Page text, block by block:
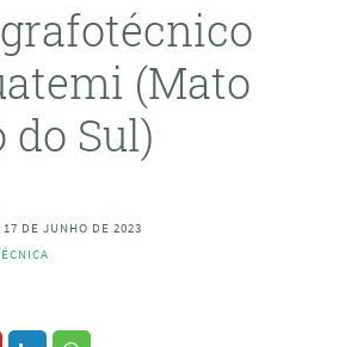
(Mato
do Sul)
DE JUNHO DE 2023